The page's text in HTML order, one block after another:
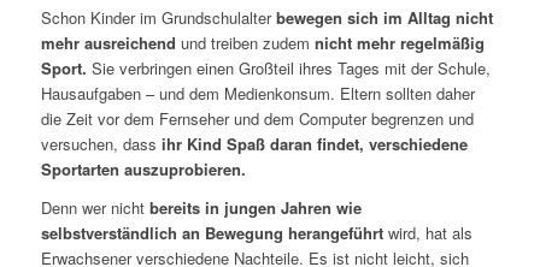
Schon Kinder im Grundschulalterbewegen sich im Alltag nicht
mehr ausreichend und treiben zudem nicht mehr regelmäßig
Sport. Sie verbringen einen Großteil ihres Tages mit der Schule,
Hausaufgaben – und dem Medienkonsum. Eltern sollten daher
die Zeit vor dem Fernseher und dem Computer begrenzen und
versuchen, dass ihr Kind Spaß daran findet, verschiedene
Sportarten auszuprobieren.
Denn wer nicht bereits in jungen Jahren wie
selbstverständlich an Bewegung herangeführt wird, hat als
Erwachsener verschiedene Nachteile. Es ist nicht leicht, sich